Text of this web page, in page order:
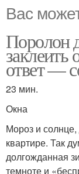
Вас
Поролон
ответ —
23 мин.
Окна
Мороз и солнце,
квартире. Так
долгожданная
темноте и